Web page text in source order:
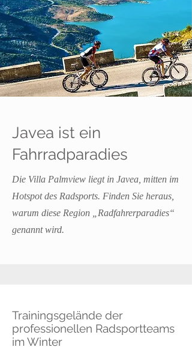
Javea ist ein
Fahrradparadies
Die Villa Palmview liegt in Javea, mitten im
Hotspot des Radsports. Finden Sie heraus,
warum diese Region „Radfahrerparadies“
genannt wird.
Trainingsgelände der
professionellen Radsportteams
im Winter